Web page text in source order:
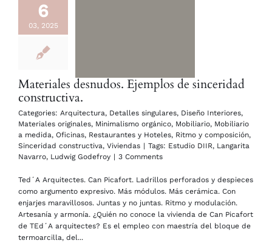
6
03, 2025
Materiales desnudos. Ejemplos de sinceridad
constructiva.
Categories: Arquitectura, Detalles singulares, Diseño Interiores,
Materiales originales, Minimalismo orgánico, Mobiliario, Mobiliario
a medida, Oficinas, Restaurantes y Hoteles, Ritmo y composición,
Sinceridad constructiva, Viviendas | Tags: Estudio DIIR, Langarita
Navarro, Ludwig Godefroy | 3 Comments
Ted´A Arquitectes. Can Picafort. Ladrillos perforados y despieces
como argumento expresivo. Más módulos. Más cerámica. Con
enjarjes maravillosos. Juntas y no juntas. Ritmo y modulación.
Artesanía y armonía. ¿Quién no conoce la vivienda de Can Picafort
de TEd´A arquitectes? Es el empleo con maestría del bloque de
termoarcilla, del...